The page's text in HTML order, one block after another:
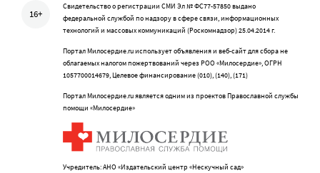
16+
Свидетельство о регистрации СМИ Эл № ФС77-57850 выдано
федеральной службой по надзору в сфере связи, информационных
технологий и массовых коммуникаций (Роскомнадзор) 25.04.2014 г.
Портал Милосердие.ru использует объявления и веб-сайт для сбора не
облагаемых налогом пожертвований через РОО «Милосердие», ОГРН
1057700014679, Целевое финансирование (010), (140), (171)
Портал Милосердие.ru является одним из проектов Православной службы
помощи «Милосердие»
Учредитель: АНО «Издательский центр «Нескучный сад»